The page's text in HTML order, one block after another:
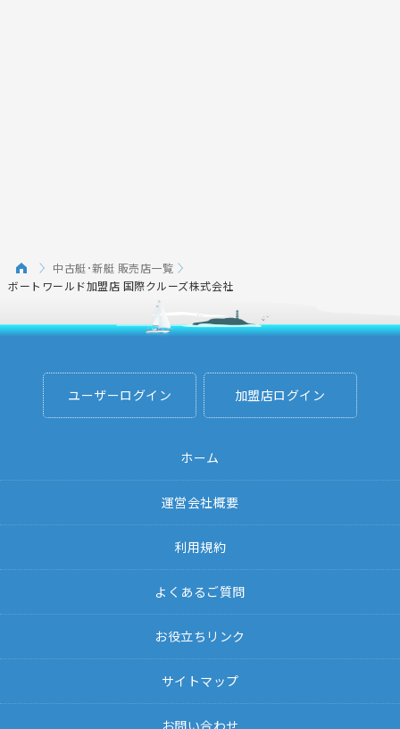
中古艇･新艇 販売店一覧
ボートワールド加盟店 国際クルーズ株式会社
ユーザーログイン 加盟店ログイン
ホーム
運営会社概要
利用規約
よくあるご質問
お役立ちリンク
サイトマップ